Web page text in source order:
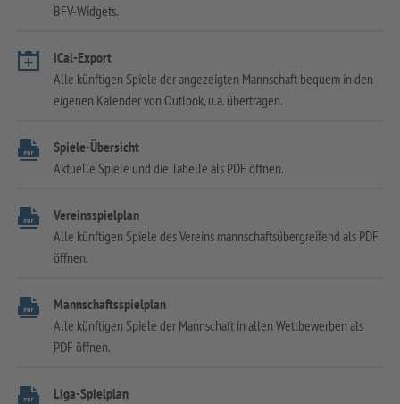
BFV-Widgets.
iCal-Export
Alle künftigen Spiele der angezeigten Mannschaft bequem in den
eigenen Kalender von Outlook, u.a. übertragen.
Spiele-Übersicht
Aktuelle Spiele und die Tabelle als PDF öffnen.
Vereinsspielplan
Alle künftigen Spiele des Vereins mannschaftsübergreifend als PDF
öffnen.
Mannschaftsspielplan
Alle künftigen Spiele der Mannschaft in allen Wettbewerben als
PDF öffnen.
Liga-Spielplan